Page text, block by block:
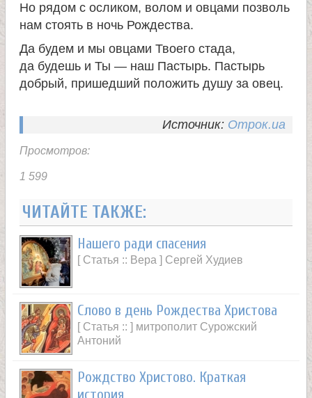
Но рядом с осликом, волом и овцами позволь
нам стоять в ночь Рождества.
Да будем и мы овцами Твоего стада,
да будешь и Ты — наш Пастырь. Пастырь
добрый, пришедший положить душу за овец.
Источник: Отрок.ua
Просмотров:
1 599
ЧИТАЙТЕ ТАКЖЕ:
Нашего ради спасения
[ Статья :: Вера ] Сергей Худиев
Слово в день Рождества Христова
[ Статья :: ] митрополит Сурожский
Антоний
Рождство Христово. Краткая